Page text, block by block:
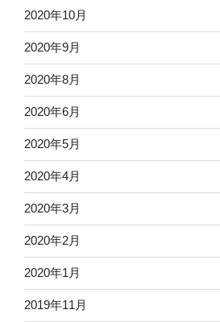
2020年10月
2020年9月
2020年8月
2020年6月
2020年5月
2020年4月
2020年3月
2020年2月
2020年1月
2019年11月